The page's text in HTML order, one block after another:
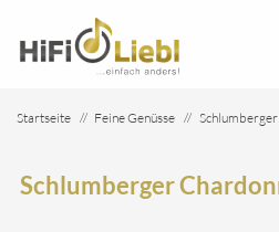
Startseite Feine Genüsse
Schlumberger
Schlumberger